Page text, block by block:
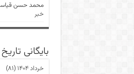
محمد حسن
خبر
بایگانی
خرداد ۱۴۰۴
(۸۱)